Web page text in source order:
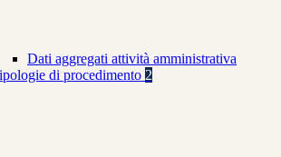
Dati aggregati attività amministrativa
di procedimento 2